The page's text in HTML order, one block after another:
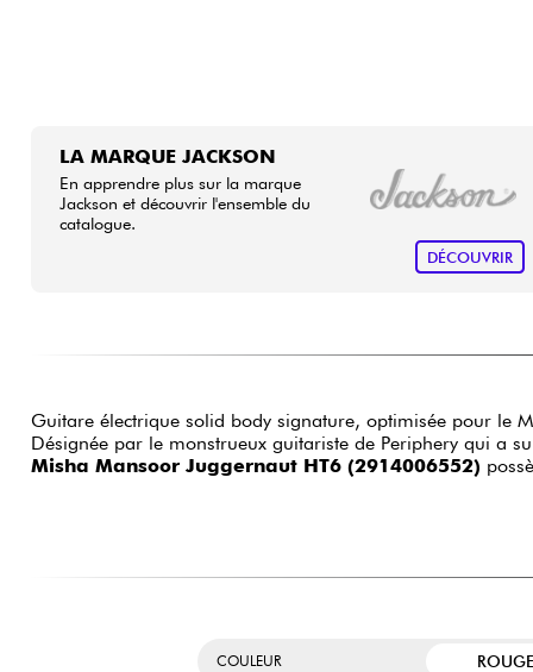
LA MARQUE JACKSON
En apprendre plus sur la marque
Jackson et découvrir l'ensemble du
catalogue.
DÉCOUVRIR
Guitare électrique solid body signature, optimisée pour le
Désignée par le monstrueux guitariste de Periphery qui a
Misha Mansoor Juggernaut HT6 (2914006552)
COULEUR ROUGE